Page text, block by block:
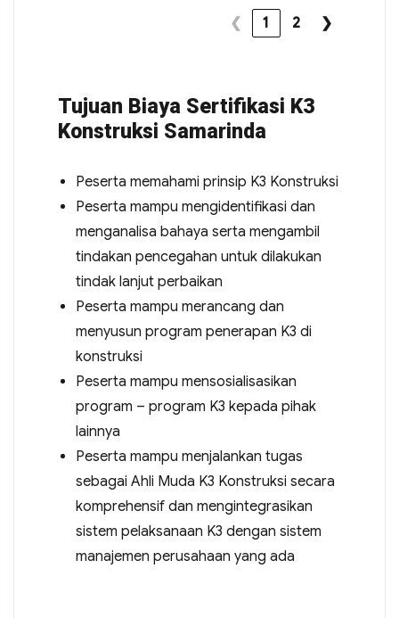
❮ 1 2 ❯
Tujuan Biaya Sertifikasi K3
Konstruksi Samarinda
Peserta memahami prinsip K3 Konstruksi
Peserta mampu mengidentifikasi dan
menganalisa bahaya serta mengambil
tindakan pencegahan untuk dilakukan
tindak lanjut perbaikan
Peserta mampu merancang dan
menyusun program penerapan K3 di
konstruksi
Peserta mampu mensosialisasikan
program – program K3 kepada pihak
lainnya
Peserta mampu menjalankan tugas
sebagai Ahli Muda K3 Konstruksi secara
komprehensif dan mengintegrasikan
sistem pelaksanaan K3 dengan sistem
manajemen perusahaan yang ada